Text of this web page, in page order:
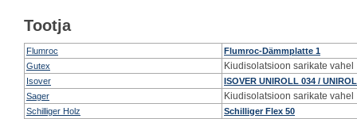
Tootja
Flumroc
Flumroc-Dämmplatte 1
Gutex
Kiudisolatsioon sarikate vahel
Isover
ISOVER UNIROLL 034 /
Sager
Kiudisolatsioon sarikate vahel
Schilliger Holz
Schilliger Flex 50